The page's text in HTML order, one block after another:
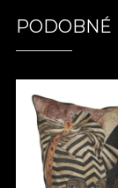
PODOBNÉ